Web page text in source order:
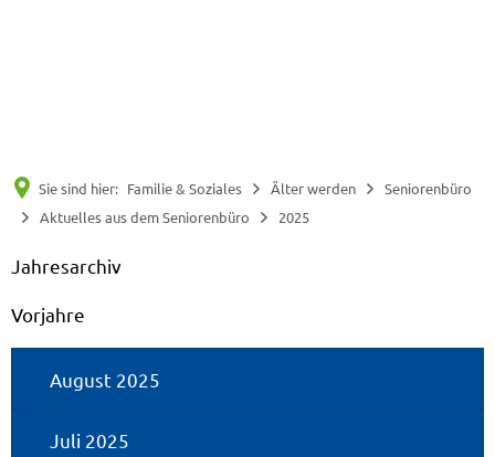
Sie sind hier: Familie & Soziales Älter werden
Seniorenbüro
Aktuelles aus dem Seniorenbüro
2025
2025
Jahresarchiv
Vorjahre
August 2025
Juli 2025